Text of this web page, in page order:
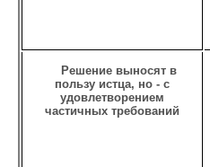
Решение выносят в
пользу истца, но - с
удовлетворением
частичных требований